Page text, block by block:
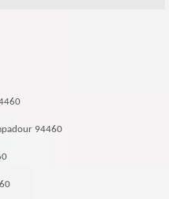
94460